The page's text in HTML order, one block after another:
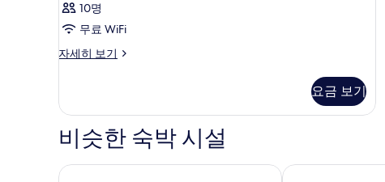
10명
무료 WiFi
자세히 보기
객
히
기
요금 보기
비슷한 숙박 시설
빌라 & 와이너리 말 스베티 클리멘트 빌라 친고